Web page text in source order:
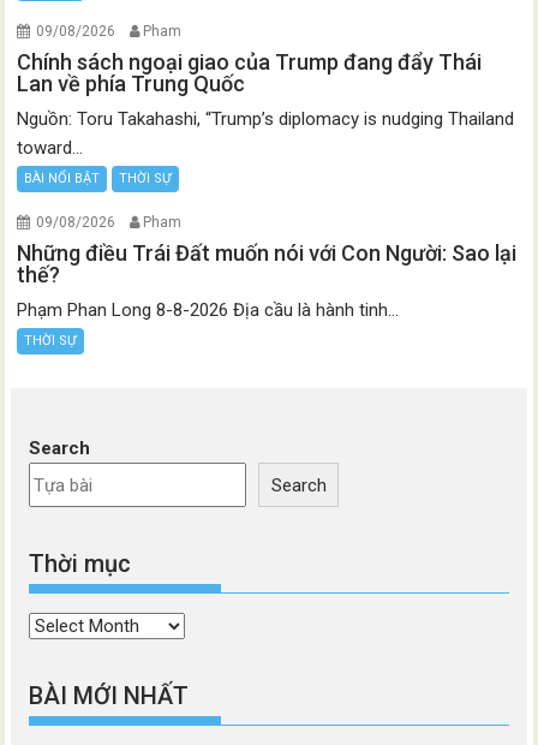
09/08/2026 Pham
Chính sách ngoại giao của Trump đang đẩy Thái
Lan về phía Trung Quốc
Nguồn: Toru Takahashi, “Trump’s diplomacy is nudging Thailand
toward...
BÀI NỔI BẬT THỜI SỰ
09/08/2026 Pham
Những điều Trái Đất muốn nói với Con Người: Sao lại
thế?
Phạm Phan Long 8-8-2026 Địa cầu là hành tinh...
THỜI SỰ
Search
Search
Thời mục
Thời
BÀI MỚI NHẤT